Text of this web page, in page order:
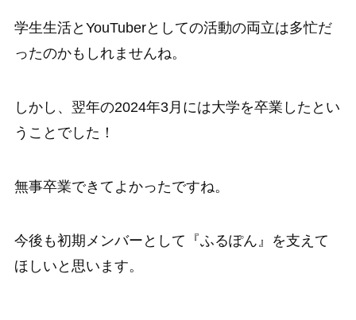
学生生活とYouTuberとしての活動の両立は多忙だ
ったのかもしれませんね。
しかし、翌年の2024年3月には大学を卒業したとい
うことでした！
無事卒業できてよかったですね。
今後も初期メンバーとして『ふるぽん』を支えて
ほしいと思います。